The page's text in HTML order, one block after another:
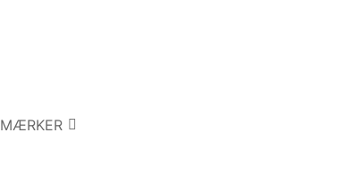
MÆRKER